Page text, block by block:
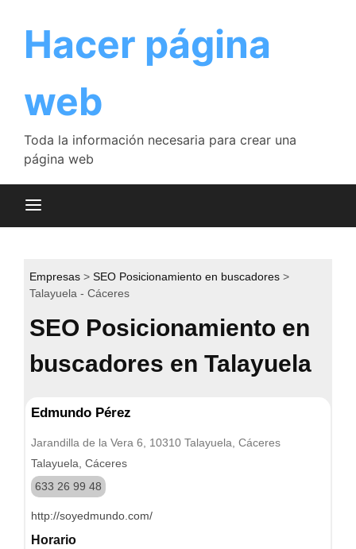
contenido
Hacer página
web
Toda la información necesaria para crear una
página web
Empresas
SEO Posicionamiento en buscadores
Talayuela - Cáceres
SEO Posicionamiento en
buscadores en Talayuela
Edmundo Pérez
Jarandilla de la Vera 6, 10310 Talayuela, Cáceres
Talayuela, Cáceres
633 26 99 48
http://soyedmundo.com/
Horario